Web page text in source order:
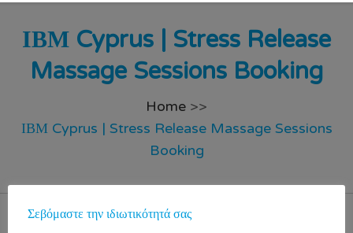
ΙΒΜ Cyprus | Stress Release
Massage Sessions Booking
Home >>
ΙΒΜ Cyprus | Stress Release Massage Sessions
Booking
Σεβόμαστε την ιδιωτικότητά σας